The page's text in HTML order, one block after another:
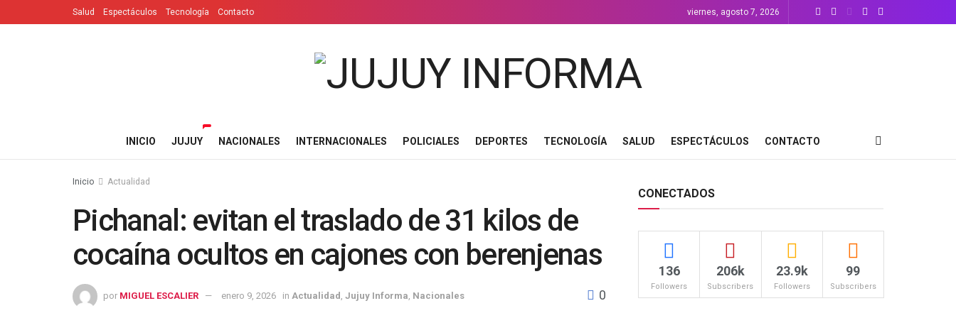
Salud Espectáculos Tecnología Contacto viernes, agosto 7, 2026
INICIO JUJUY NACIONALES INTERNACIONALES POLICIALES DEPORTES TECNOLOGÍA SALUD ESPECTÁCULOS CONTACTO
Inicio Actualidad
Pichanal: evitan el traslado de 31 kilos de
cocaína ocultos en cajones con berenjenas
por MIGUEL ESCALIER enero 9, 2026 in Actualidad Jujuy Informa Nacionales 0
CONECTADOS
136
Followers
206k
Subscribers
23.9k
Followers
99
Subscribers